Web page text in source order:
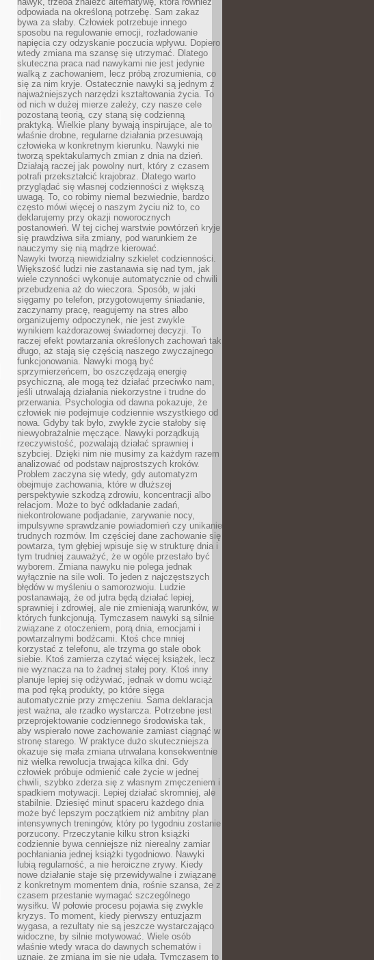
odpowiada na określoną potrzebę. Sam zakaz
bywa za słaby. Człowiek potrzebuje innego
sposobu na regulowanie emocji, rozładowanie
napięcia czy odzyskanie poczucia wpływu. Dopiero
wtedy zmiana ma szansę się utrzymać. Dlatego
skuteczna praca nad nawykami nie jest jedynie
walką z zachowaniem, lecz próbą zrozumienia, co
się za nim kryje. Ostatecznie nawyki są jednym z
najważniejszych narzędzi kształtowania życia. To
od nich w dużej mierze zależy, czy nasze cele
pozostaną teorią, czy staną się codzienną
praktyką. Wielkie plany bywają inspirujące, ale to
właśnie drobne, regularne działania przesuwają
człowieka w konkretnym kierunku. Nawyki nie
tworzą spektakularnych zmian z dnia na dzień.
Działają raczej jak powolny nurt, który z czasem
potrafi przekształcić krajobraz. Dlatego warto
przyglądać się własnej codzienności z większą
uwagą. To, co robimy niemal bezwiednie, bardzo
często mówi więcej o naszym życiu niż to, co
deklarujemy przy okazji noworocznych
postanowień. W tej cichej warstwie powtórzeń kryje
się prawdziwa siła zmiany, pod warunkiem że
nauczymy się nią mądrze kierować.
Nawyki tworzą niewidzialny szkielet codzienności.
Większość ludzi nie zastanawia się nad tym, jak
wiele czynności wykonuje automatycznie od chwili
przebudzenia aż do wieczora. Sposób, w jaki
sięgamy po telefon, przygotowujemy śniadanie,
zaczynamy pracę, reagujemy na stres albo
organizujemy odpoczynek, nie jest zwykle
wynikiem każdorazowej świadomej decyzji. To
raczej efekt powtarzania określonych zachowań tak
długo, aż stają się częścią naszego zwyczajnego
funkcjonowania. Nawyki mogą być
sprzymierzeńcem, bo oszczędzają energię
psychiczną, ale mogą też działać przeciwko nam,
jeśli utrwalają działania niekorzystne i trudne do
przerwania. Psychologia od dawna pokazuje, że
człowiek nie podejmuje codziennie wszystkiego od
nowa. Gdyby tak było, zwykłe życie stałoby się
niewyobrażalnie męczące. Nawyki porządkują
rzeczywistość, pozwalają działać sprawniej i
szybciej. Dzięki nim nie musimy za każdym razem
analizować od podstaw najprostszych kroków.
Problem zaczyna się wtedy, gdy automatyzm
obejmuje zachowania, które w dłuższej
perspektywie szkodzą zdrowiu, koncentracji albo
relacjom. Może to być odkładanie zadań,
niekontrolowane podjadanie, zarywanie nocy,
impulsywne sprawdzanie powiadomień czy unikanie
trudnych rozmów. Im częściej dane zachowanie się
powtarza, tym głębiej wpisuje się w strukturę dnia i
tym trudniej zauważyć, że w ogóle przestało być
wyborem. Zmiana nawyku nie polega jednak
wyłącznie na sile woli. To jeden z najczęstszych
błędów w myśleniu o samorozwoju. Ludzie
postanawiają, że od jutra będą działać lepiej,
sprawniej i zdrowiej, ale nie zmieniają warunków, w
których funkcjonują. Tymczasem nawyki są silnie
związane z otoczeniem, porą dnia, emocjami i
powtarzalnymi bodźcami. Ktoś chce mniej
korzystać z telefonu, ale trzyma go stale obok
siebie. Ktoś zamierza czytać więcej książek, lecz
nie wyznacza na to żadnej stałej pory. Ktoś inny
planuje lepiej się odżywiać, jednak w domu wciąż
ma pod ręką produkty, po które sięga
automatycznie przy zmęczeniu. Sama deklaracja
jest ważna, ale rzadko wystarcza. Potrzebne jest
przeprojektowanie codziennego środowiska tak,
aby wspierało nowe zachowanie zamiast ciągnąć w
stronę starego. W praktyce dużo skuteczniejsza
okazuje się mała zmiana utrwalana konsekwentnie
niż wielka rewolucja trwająca kilka dni. Gdy
człowiek próbuje odmienić całe życie w jednej
chwili, szybko zderza się z własnym zmęczeniem i
spadkiem motywacji. Lepiej działać skromniej, ale
stabilnie. Dziesięć minut spaceru każdego dnia
może być lepszym początkiem niż ambitny plan
intensywnych treningów, który po tygodniu zostanie
porzucony. Przeczytanie kilku stron książki
codziennie bywa cenniejsze niż nierealny zamiar
pochłaniania jednej książki tygodniowo. Nawyki
lubią regularność, a nie heroiczne zrywy. Kiedy
nowe działanie staje się przewidywalne i związane
z konkretnym momentem dnia, rośnie szansa, że z
czasem przestanie wymagać szczególnego
wysiłku. W połowie procesu pojawia się zwykle
kryzys. To moment, kiedy pierwszy entuzjazm
wygasa, a rezultaty nie są jeszcze wystarczająco
widoczne, by silnie motywować. Wiele osób
właśnie wtedy wraca do dawnych schematów i
uznaje, że zmiana im się nie udała. Tymczasem to